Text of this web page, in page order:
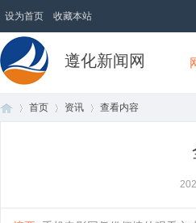
设为首页 收藏本站
遵化新闻网
首页 资讯 查看内容